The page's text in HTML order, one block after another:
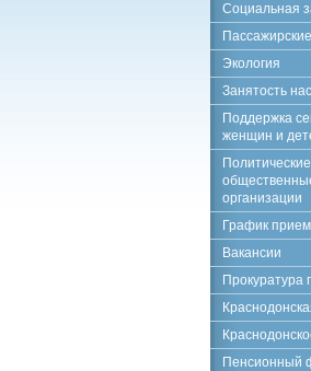
Социальная
Экология
Занятость
Поддержка
женщин и
организации
График
Вакансии
Прокуратура
Пенсионный